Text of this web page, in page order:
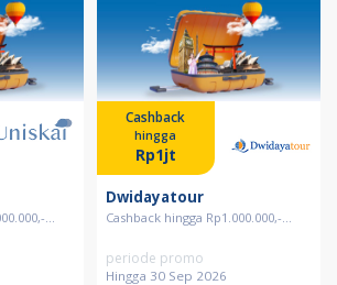
...
Cashback
hingga
Rp1jt
Dwidayatour
Cashback hingga Rp1.000.000,-...
periode promo
Hingga 30 Sep 2026